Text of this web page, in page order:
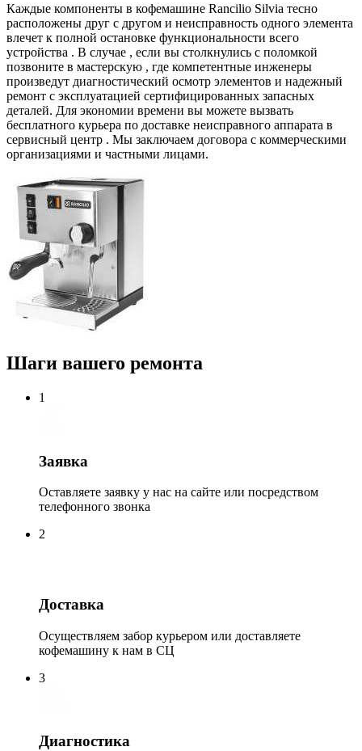
Каждые компоненты в кофемашине Rancilio Silvia тесно
расположены друг с другом и неисправность одного элемента
влечет к полной остановке функциональности всего
устройства . В случае , если вы столкнулись с поломкой
позвоните в мастерскую , где компетентные инженеры
произведут диагностический осмотр элементов и надежный
ремонт с эксплуатацией сертифицированных запасных
деталей. Для экономии времени вы можете вызвать
бесплатного курьера по доставке неисправного аппарата в
сервисный центр . Мы заключаем договора с коммерческими
организациями и частными лицами.
Шаги вашего ремонта
1
Заявка
Оставляете заявку у нас на сайте или посредством
телефонного звонка
2
Доставка
Осуществляем забор курьером или доставляете
кофемашину к нам в СЦ
3
Диагностика